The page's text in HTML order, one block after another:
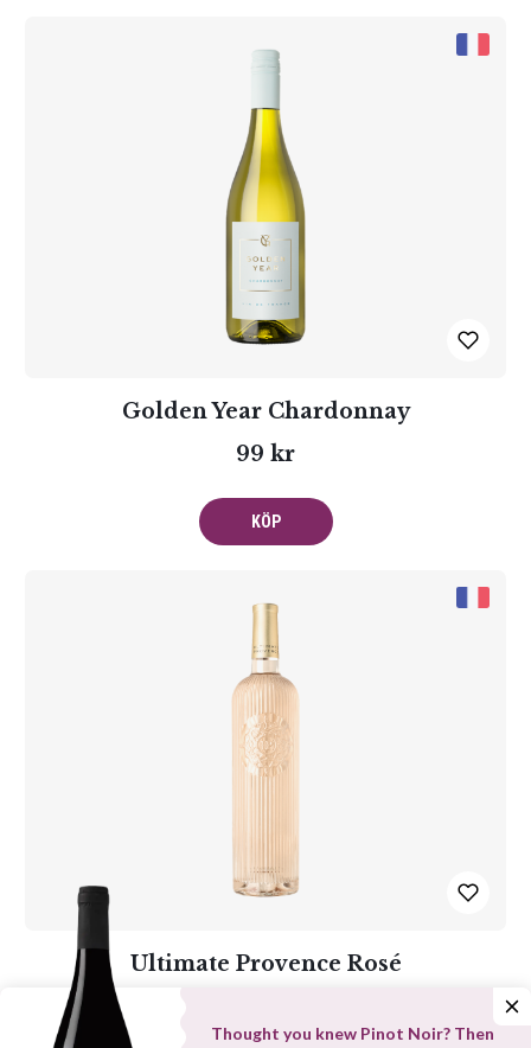
Golden Year Chardonnay
99 kr
KÖP
Ultimate Provence Rosé
Thought you knew Pinot Noir? Then